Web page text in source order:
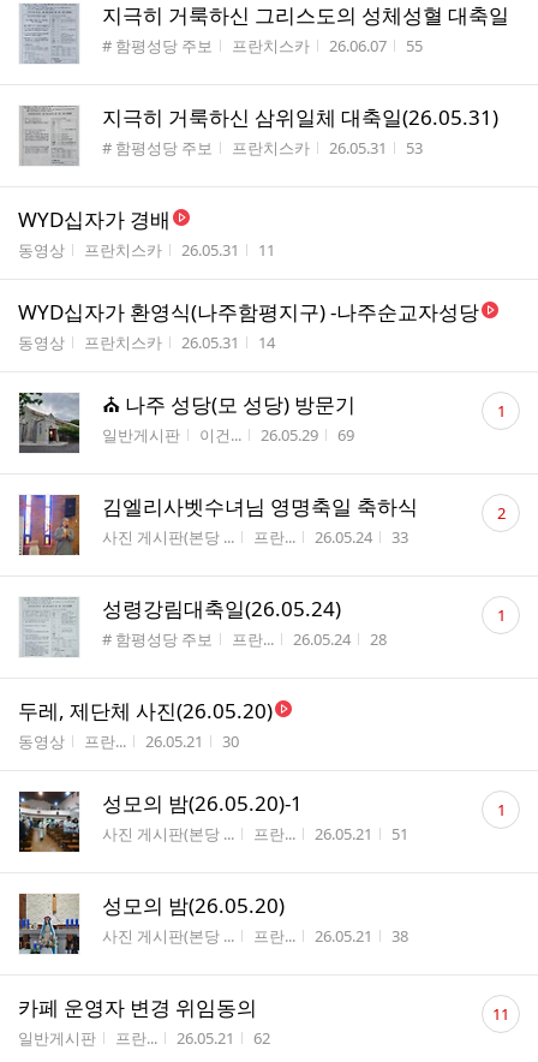
지극히 거룩하신 그리스도의 성체성혈 대축일
게시판명
# 함평성당 주보 작성자
프란치스카 작성시간
26.06.07 조회수
55
지극히 거룩하신 삼위일체 대축일(26.05.31)
게시판명
# 함평성당 주보 작성자
프란치스카 작성시간
26.05.31 조회수
53
WYD십자가 경배
게시판명
동영상 작성자
프란치스카 작성시간
26.05.31 조회수
11
WYD십자가 환영식(나주함평지구) -나주순교자성당
게시판명
동영상 작성자
프란치스카 작성시간
26.05.31 조회수
14
⛪️ 나주 성당(모 성당) 방문기
게시판명
일반게시판 작성자
이건... 작성시간
26.05.29 조회수
69
댓
글 1
김엘리사벳수녀님 영명축일 축하식
게시판명
사진 게시판(본당 ... 작성자
프란... 작성시간
26.05.24 조회수
33
댓
글 2
성령강림대축일(26.05.24)
게시판명
# 함평성당 주보 작성자
프란... 작성시간
26.05.24 조회수
28
댓
글 1
두레, 제단체 사진(26.05.20)
게시판명
동영상 작성자
프란... 작성시간
26.05.21 조회수
30
성모의 밤(26.05.20)-1
게시판명
사진 게시판(본당 ... 작성자
프란... 작성시간
26.05.21 조회수
51
댓
글 1
성모의 밤(26.05.20)
게시판명
사진 게시판(본당 ... 작성자
프란... 작성시간
26.05.21 조회수
38
카페 운영자 변경 위임동의
게시판명
일반게시판 작성자
프란... 작성시간
26.05.21 조회수
62
댓
글11